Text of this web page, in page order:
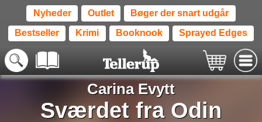
Nyheder Outlet Bøger der snart udgår
Bestseller Krimi Booknook Sprayed Edges
Carina Evytt
Sværdet fra Odin